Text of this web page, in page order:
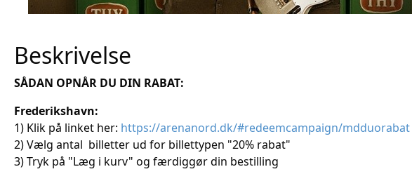
Beskrivelse
SÅDAN OPNÅR DU DIN RABAT:
Frederikshavn:
1) Klik på linket her: https://arenanord.dk/#redeemcampaign/mdduorabat
2) Vælg antal billetter ud for billettypen "20% rabat"
3) Tryk på "Læg i kurv" og færdiggør din bestilling